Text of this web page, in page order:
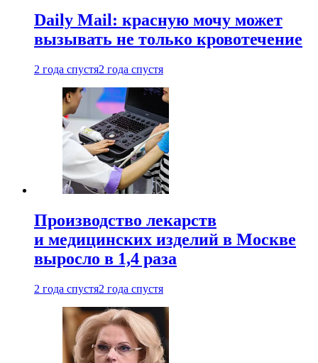
Daily Mail: красную мочу может
вызывать не только кровотечение
2 года спустя2 года спустя
Производство лекарств
и медицинских изделий в Москве
выросло в 1,4 раза
2 года спустя2 года спустя